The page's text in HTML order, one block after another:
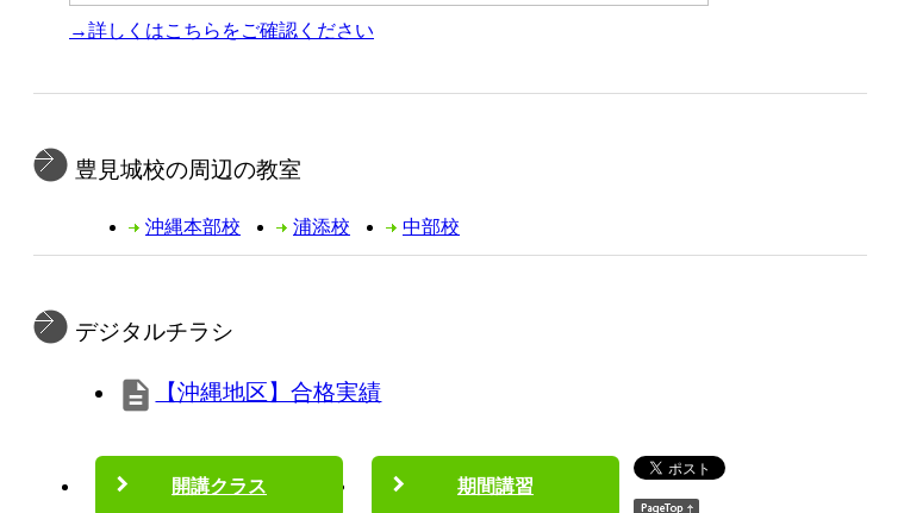
→詳しくはこちらをご確認ください
豊見城校の周辺の教室
沖縄本部校 浦添校 中部校
デジタルチラシ
【沖縄地区】合格実績
開講クラス 期間講習